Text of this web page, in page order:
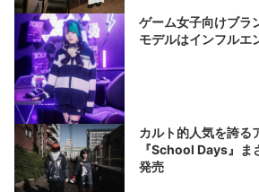
ゲーム女子向けブ
モデルはインフルエ
カルト的人気を誇る
『School Days』ま
発売